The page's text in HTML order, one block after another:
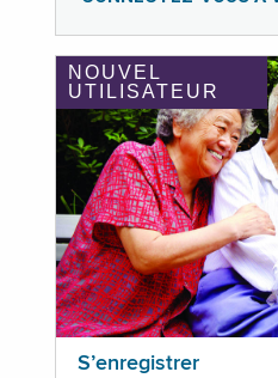
NOUVEL
UTILISATEUR
S’enregistrer